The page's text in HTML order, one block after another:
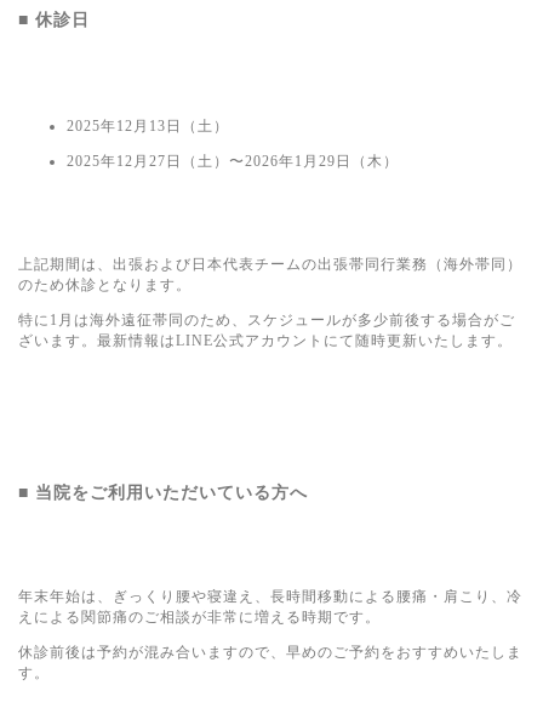
■ 休診日
2025年12月13日（土）
2025年12月27日（土）〜2026年1月29日（木）
上記期間は、出張および日本代表チームの出張帯同行業務（海外帯同）
のため休診となります。
特に1月は海外遠征帯同のため、スケジュールが多少前後する場合がご
ざいます。最新情報はLINE公式アカウントにて随時更新いたします。
■ 当院をご利用いただいている方へ
年末年始は、ぎっくり腰や寝違え、長時間移動による腰痛・肩こり、冷
えによる関節痛のご相談が非常に増える時期です。
休診前後は予約が混み合いますので、早めのご予約をおすすめいたしま
す。